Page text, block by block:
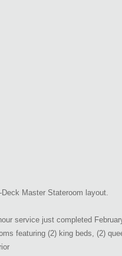
Master Stateroom layout.
service just completed
featuring (2) king beds, (2)